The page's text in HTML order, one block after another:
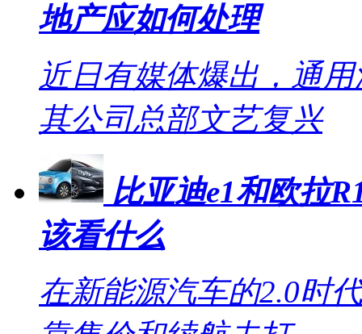
地产应如何处理
近日有媒体爆出，通
其公司总部文艺复兴
比亚迪e1和欧拉
该看什么
在新能源汽车的2.0时